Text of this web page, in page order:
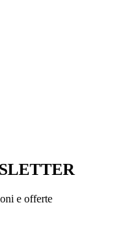
e offerte